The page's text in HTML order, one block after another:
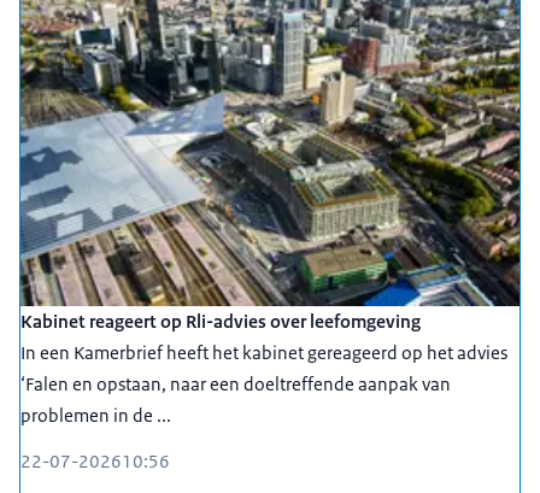
Kabinet reageert op Rli-advies over leefomgeving
In een Kamerbrief heeft het kabinet gereageerd op het advies
‘Falen en opstaan, naar een doeltreffende aanpak van
problemen in de ...
22-07-202610:56